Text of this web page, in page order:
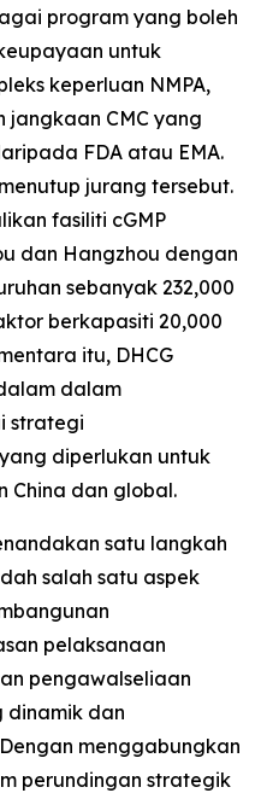
program yang boleh
untuk
keperluan NMPA,
jangkaan CMC yang
FDA atau EMA.
jurang tersebut.
fasiliti cGMP
dan Hangzhou dengan
sebanyak 232,000
berkapasiti 20,000
itu, DHCG
dalam
strategi
diperlukan untuk
China dan global.
satu langkah
salah satu aspek
pelaksanaan
pengawalseliaan
dinamik dan
menggabungkan
perundingan strategik